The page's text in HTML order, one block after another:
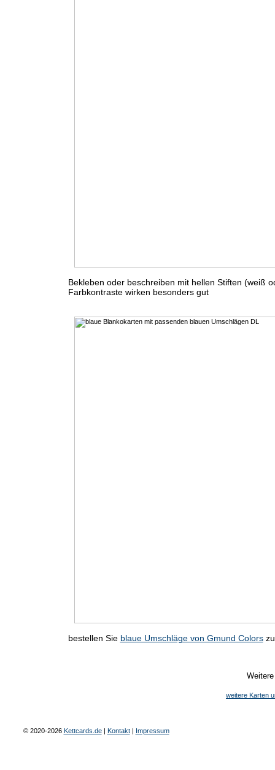
Bekleben oder beschreiben mit hellen Stiften (weiß
Farbkontraste wirken besonders gut
bestellen Sie blaue Umschläge von Gmund Colorszu
weitere Karten
© 2020-2026 Kettcards.de| Kontakt| Impressum